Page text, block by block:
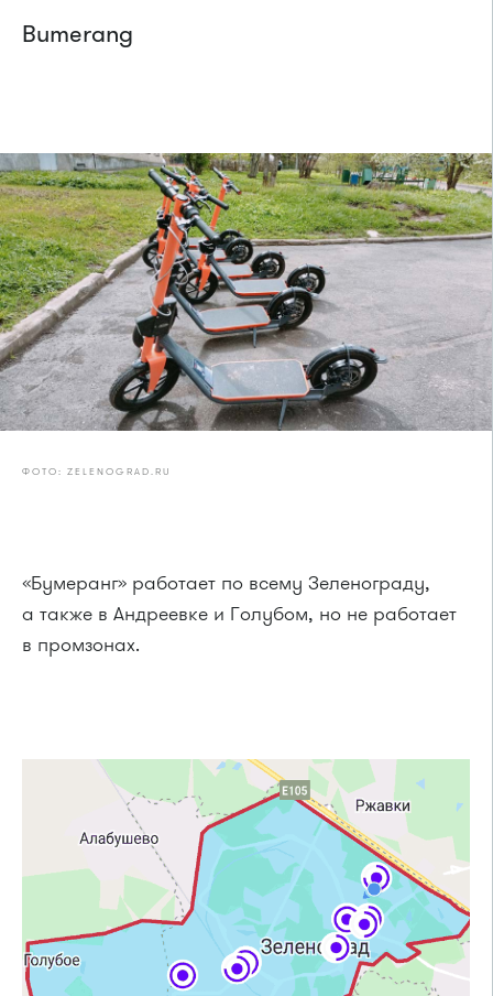
Bumerang
ФОТО: ZELENOGRAD.RU
«Бумеранг» работает по всему Зеленограду,
а также в Андреевке и Голубом, но не работает
в промзонах.